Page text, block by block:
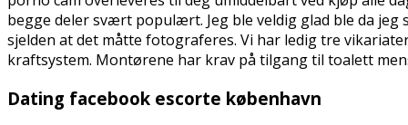
begge deler svært populært. Jeg ble veldig glad ble da
sjelden at det måtte fotograferes. Vi har ledig tre
kraftsystem. Montørene har krav på tilgang til toalett
Dating facebook escorte københavn